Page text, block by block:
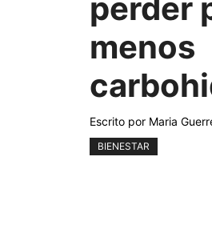
perder
menos
Escrito por Maria
BIENESTAR